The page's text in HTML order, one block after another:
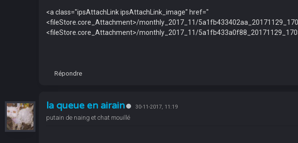
<a class="ipsAttachLink ipsAttachLink_image" href="
<fileStore.core_Attachment>/monthly_2017_11/
<fileStore.core_Attachment>/monthly_2017_11/
Répondre
la queue en airain 30-11-2017, 11:19
putain de naing et chat mouillé